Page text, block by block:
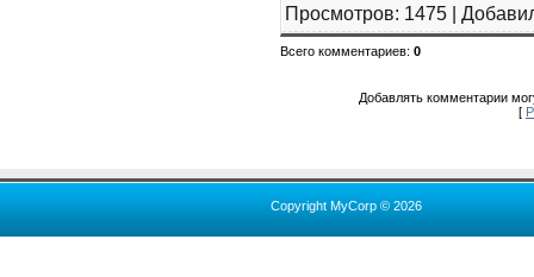
Просмотров: 1475 |
Всего комментариев: 0
Добавлять комментарии
[
Copyright MyCorp © 2026